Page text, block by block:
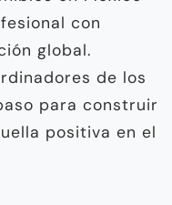
con
global.
de los
para construir
positiva en el